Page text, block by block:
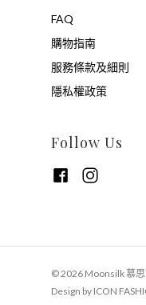
FAQ
購物指南
服務條款及細則
隱私權政策
Follow Us
© 2026 Moonsilk 慕思
Design by ICON